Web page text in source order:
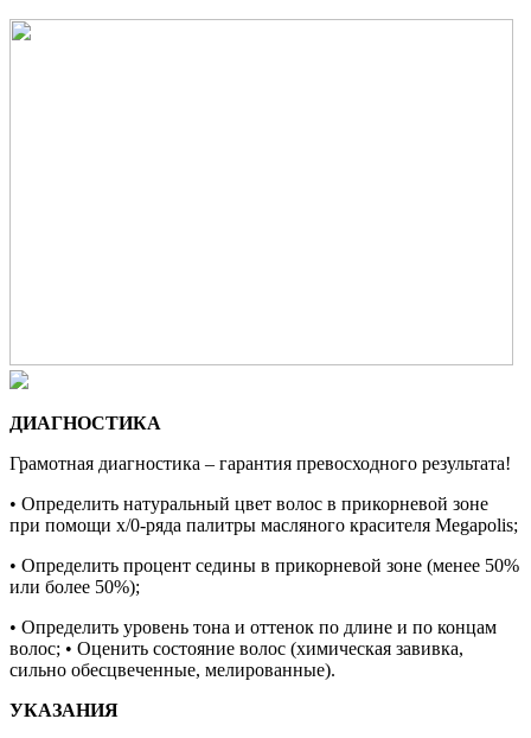
ДИАГНОСТИКА
Грамотная диагностика – гарантия превосходного результата!
• Определить натуральный цвет волос в прикорневой зоне
при помощи х/0-ряда палитры масляного красителя Megapolis;
• Определить процент седины в прикорневой зоне (менее 50%
или более 50%);
• Определить уровень тона и оттенок по длине и по концам
волос; • Оценить состояние волос (химическая завивка,
сильно обесцвеченные, мелированные).
УКАЗАНИЯ